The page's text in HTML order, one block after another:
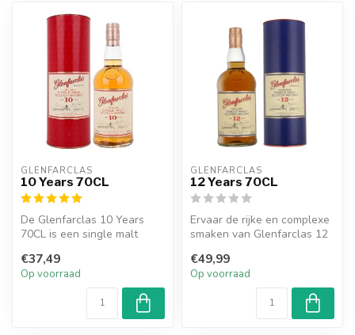
GLENFARCLAS
10 Years 70CL
De Glenfarclas 10 Years
70CL is een single malt
wordt ge...
€37,49
Op voorraad
GLENFARCLAS
12 Years 70CL
Ervaar de rijke en complexe
smaken van Glenfarclas 12
€49,99
Op voorraad